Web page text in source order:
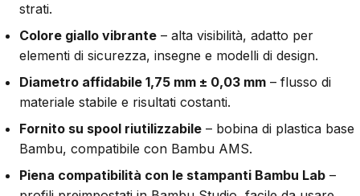
strati.
Colore giallo vibrante – alta visibilità, adatto per
elementi di sicurezza, insegne e modelli di design.
Diametro affidabile 1,75 mm ± 0,03 mm – flusso di
materiale stabile e risultati costanti.
Fornito su spool riutilizzabile – bobina di plastica base
Bambu, compatibile con Bambu AMS.
Piena compatibilità con le stampanti Bambu Lab –